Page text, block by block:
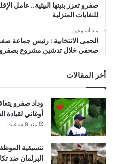
صفرو تعزز بنيتها البيئية.. عامل
للنفايات المنزلية
منذ أسبوعين
الحمى الانتخابية : رئيس جماعة
صحفي خلال تدشين مشروع بصفرو
أخر المقالات
وداد صفرو
أوغاني لقيادة
منذ 9 ساعات
تنسيقية
البرلمان ضد